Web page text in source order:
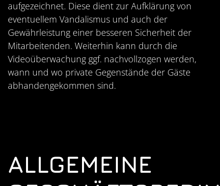
aufgezeichnet. Diese dient zur Aufklärung von
eventuellem Vandalismus und auch der
Gewährleistung einer besseren Sicherheit der
Mitarbeitenden. Weiterhin kann durch die
Videoüberwachung ggf. nachvollzogen werden,
wann und wo private Gegenstände der Gäste
abhandengekommen sind.
ALLGEMEINE